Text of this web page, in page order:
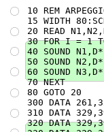
10 REM
15 WIDTH
20 READ
30 FOR I = 1
40 SOUND
50 SOUND
60 SOUND
    70 NEXT
    80 GOTO 20
300 DATA
310 DATA
320 DATA